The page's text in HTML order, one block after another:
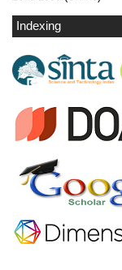
Indexing